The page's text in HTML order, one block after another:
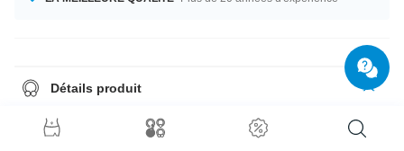
Détails produit
choisir quantité = 1 pour recevoir une paire.